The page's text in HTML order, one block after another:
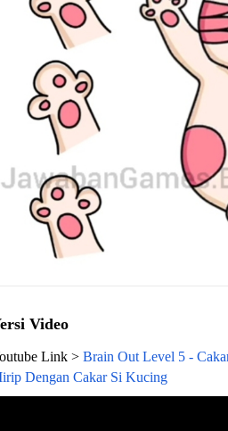
Video
Link > Brain Out Level 5 -
Dengan Cakar Si Kucing